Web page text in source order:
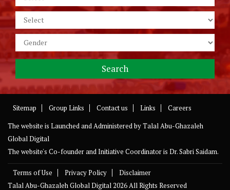
Sitemap Group Links Contact us Links
Careers
The website is Launched and Administered byTalal Abu-Ghazaleh
Global Digital
The website's Co-founder and Initiative Coordinator is Dr. Sabri Saidam.
Terms of Use Privacy Policy
Disclaimer
Talal Abu-Ghazaleh Global Digital2026 All Rights Reserved